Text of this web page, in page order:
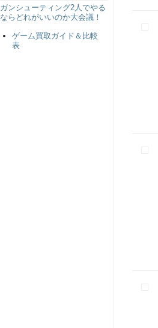
ガンシューティング2人でやる
ならどれがいいのか大会議！
ゲーム買取ガイド＆比較
表